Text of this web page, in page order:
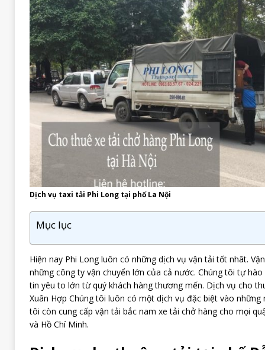
Dịch vụ taxi tải Phi Long tại phố La Nội
Mục lục
Hiện nay Phi Long luôn có những dịch vụ vận tải tốt nhât.
những công ty vận chuyển lớn của cả nước. Chúng tôi tự
tin yêu to lớn từ quý khách hàng thương mến. Dịch vụ cho
Xuân Hợp Chúng tôi luôn có một dịch vụ đặc biệt vào những
tôi còn cung cấp vận tải bắc nam xe tải chở hàng cho mọi
và Hồ Chí Minh.